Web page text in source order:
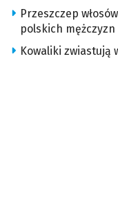
Przeszczep
polskich mężczyzn
Kowaliki zwiastują